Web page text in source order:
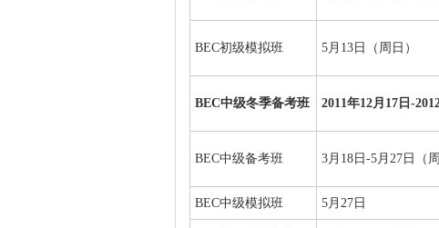
BEC初级模拟班 5月13日（周日）
BEC中级冬季备考班 2011年12月17日-
BEC中级备考班 3月18日-5月27日（周
BEC中级模拟班 5月27日